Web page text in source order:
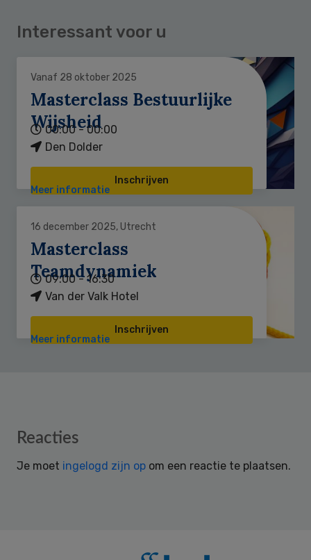
Interessant voor u
Vanaf 28 oktober 2025
Masterclass Bestuurlijke
Wijsheid
00:00 - 00:00
Den Dolder
Inschrijven
Meer informatie
16 december 2025, Utrecht
Masterclass
Teamdynamiek
09:00 - 16:30
Van der Valk Hotel
Inschrijven
Meer informatie
Reader
Reacties
Je moet ingelogd zijn op om een reactie te plaatsen.